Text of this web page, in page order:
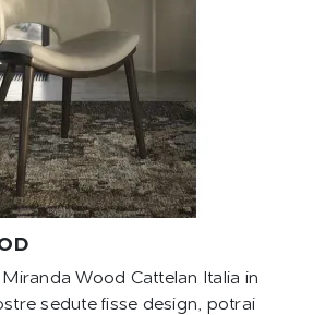
Wood Cattelan Italia in
sedute fisse design, potrai